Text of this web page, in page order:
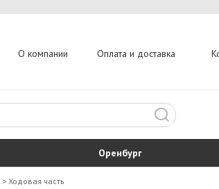
О компании Оплата и доставка
Оренбург
> Ходовая часть